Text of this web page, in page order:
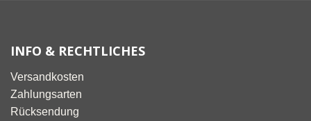
INFO & RECHTLICHES
Versandkosten
Zahlungsarten
Rücksendung